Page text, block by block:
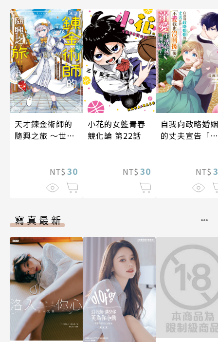
天才鍊金術師的
隨興之旅 ～世界
後的世界甦醒，
藉由製作藥水受
捧為聖女大人～
NT$ 30
小花的女籃青春
競化論 第22話
NT$ 30
自我向政略婚姻
的丈夫宣告「不
然開始了 第8話
NT$
寫真最新